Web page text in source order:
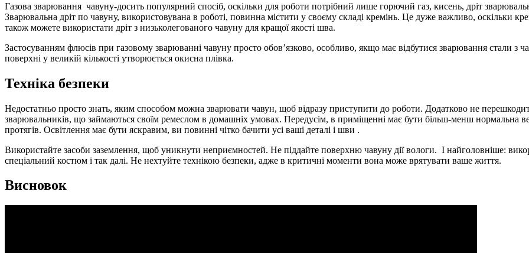
Газова зварювання чавуну-досить популярний спосіб, оскільки для роботи потрібний лише горючий газ, кисень, дріт
Зварювальна дріт по чавуну, використовувана в роботі, повинна містити у своєму складі кремінь. Це дуже важливо, оскільки
також можете використати дріт з низьколегованого чавуну для кращої якості шва.
Застосуванням флюсів при газовому зварюванні чавуну просто обов’язково, особливо, якщо має відбутися зварювання стали з
поверхні у великій кількості утворюється окисна плівка.
Техніка безпеки
Недостатньо просто знать, яким способом можна зварювати чавун, щоб відразу приступити до роботи. Додатково не
зварювальників, що займаються своїм ремеслом в домашніх умовах. Передусім, в приміщенні має бути більш-менш нормальна
протягів. Освітлення має бути яскравим, ви повинні чітко бачити усі ваші деталі і шви .
Використайте засоби заземлення, щоб уникнути неприємностей. Не піддайте поверхню чавуну дії вологи. І найголовніше:
спеціальний костюм і так далі. Не нехтуйте технікою безпеки, адже в критичні моменти вона може врятувати ваше життя.
Висновок